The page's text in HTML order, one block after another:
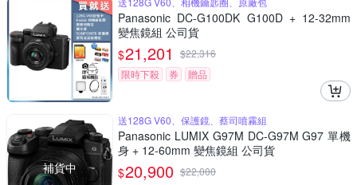
Panasonic DC-G100DK G100D + 12-32mm
變焦鏡組 公司貨
$21,201 $22,316
限時下殺
券 贈品
補貨中
送128G V60、保護鏡、蔡司噴霧組
Panasonic LUMIX G97M DC-G97M G97 單機
身 + 12-60mm 變焦鏡組 公司貨
$20,900 $22,000